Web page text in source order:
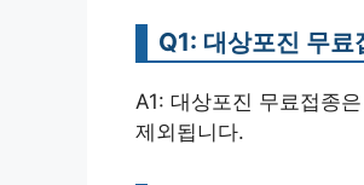
Q1: 대상포진 무
A1: 대상포진 무료접종
제외됩니다.